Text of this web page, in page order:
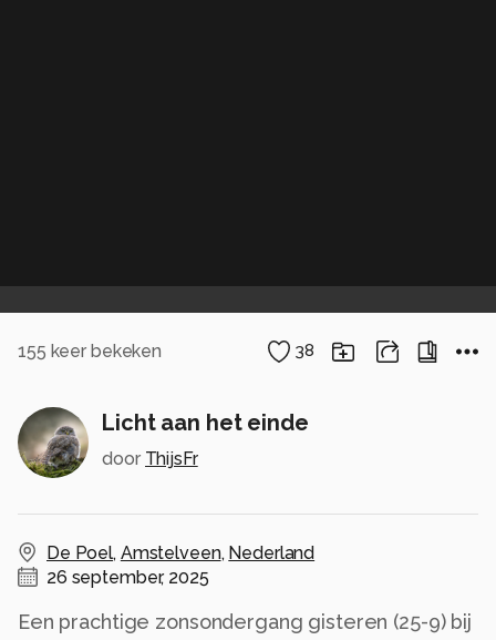
155 keer bekeken 38
Licht aan het einde
door ThijsFr
De Poel, Amstelveen, Nederland
26 september, 2025
Een prachtige zonsondergang gisteren (25-9) bij